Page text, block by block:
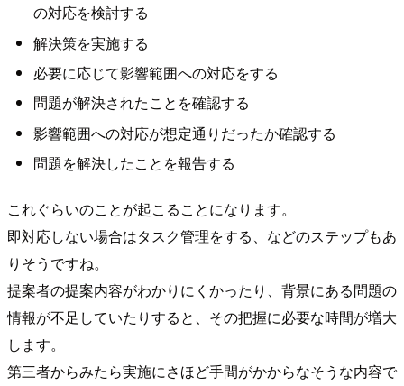
の対応を検討する
解決策を実施する
必要に応じて影響範囲への対応をする
問題が解決されたことを確認する
影響範囲への対応が想定通りだったか確認する
問題を解決したことを報告する
これぐらいのことが起こることになります。
即対応しない場合はタスク管理をする、などのステップもあ
りそうですね。
提案者の提案内容がわかりにくかったり、背景にある問題の
情報が不足していたりすると、その把握に必要な時間が増大
します。
第三者からみたら実施にさほど手間がかからなそうな内容で